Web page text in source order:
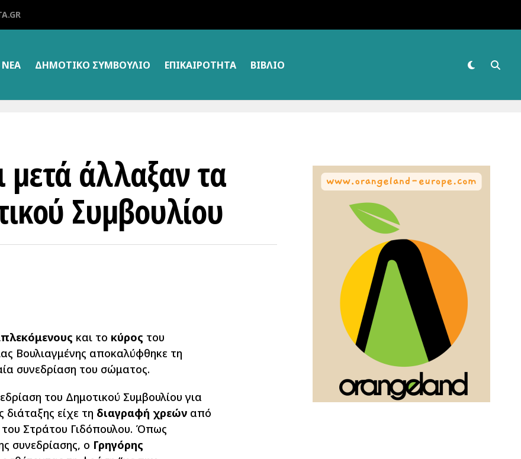
ΔΗΜΟΤΙΚΌ ΣΥΜΒΟΎΛΙΟ ΕΠΙΚΑΙΡΌΤΗΤΑ ΒΙΒΛΊΟ
άλλαξαν τα
Συμβουλίου
και το κύρος του
Βουλιαγμένης αποκαλύφθηκε τη
συνεδρίαση του σώματος.
του Δημοτικού Συμβουλίου για
διάταξης είχε τη διαγραφή χρεών από
Στράτου Γιδόπουλου. Όπως
συνεδρίασης, ο Γρηγόρης